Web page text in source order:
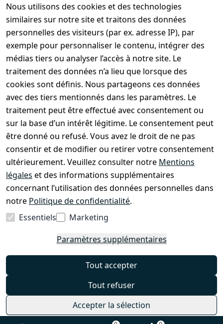
EzyRoller Originals
EzyRoller X-Series
Accessoires
Pièces détachées
Promotions & offres bundle
Devenir revendeur
À propos de nous
Boutique & Contact
Entretien EzyRoller & Garantie
Droit de rétractation
Formulaire de rétractation
Mentions légales
Politique de confidentialité
Conditions générales
FAQ
Nous utilisons des cookies et des technologies
similaires sur notre site et traitons des données
personnelles des visiteurs (par ex. adresse IP), par
exemple pour personnaliser le contenu, intégrer des
médias tiers ou analyser l’accès à notre site. Le
traitement des données n’a lieu que lorsque des
cookies sont définis. Nous partageons ces données
avec des tiers mentionnés dans les paramètres. Le
traitement peut être effectué avec consentement ou
sur la base d’un intérêt légitime. Le consentement peut
être donné ou refusé. Vous avez le droit de ne pas
consentir et de modifier ou retirer votre consentement
ultérieurement. Veuillez consulter notre Mentions
légales et des informations supplémentaires
concernant l’utilisation des données personnelles dans
notre Politique de confidentialité.
Essentiels
Marketing
Paramètres supplémentaires
Tout accepter
Tout refuser
Accepter la sélection